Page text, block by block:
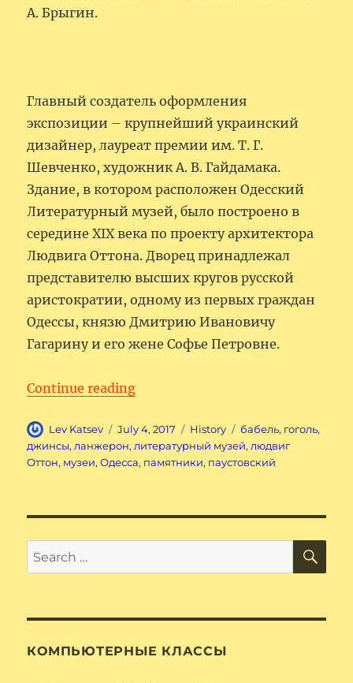
А. Брыгин.
Главный создатель оформления
экспозиции – крупнейший украинский
дизайнер, лауреат премии им. Т. Г.
Шевченко, художник А. В. Гайдамака.
Здание, в котором расположен Одесский
Литературный музей, было построено в
середине XIX века по проекту архитектора
Людвига Оттона. Дворец принадлежал
представителю высших кругов русской
аристократии, одному из первых граждан
Одессы, князю Дмитрию Ивановичу
Гагарину и его жене Софье Петровне.
Continue reading“Одесский литературный
Author
Lev Katsev
Posted
on
July 4, 2017 Categories
History Tags
бабель, гоголь,
джинсы, ланжерон, литературный музей, людвиг
Оттон, музеи,Одесса, памятники, паустовский
Search
for:
КОМПЬЮТЕРНЫЕ КЛАССЫ